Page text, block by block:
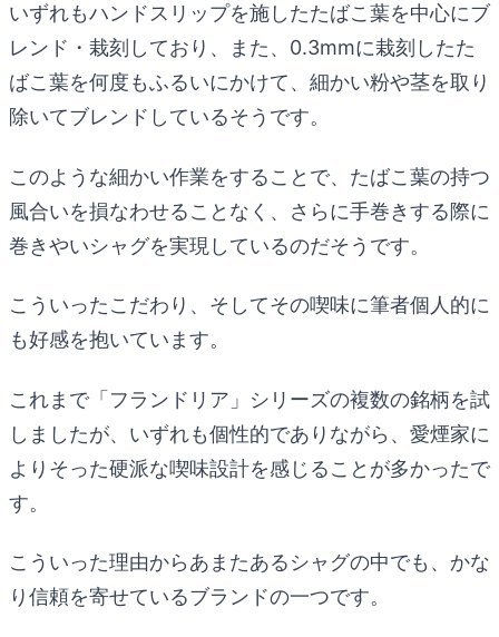
いずれもハンドスリップを施したたばこ葉を中心にブ
レンド・栽刻しており、また、0.3mmに栽刻したた
ばこ葉を何度もふるいにかけて、細かい粉や茎を取り
除いてブレンドしているそうです。
このような細かい作業をすることで、たばこ葉の持つ
風合いを損なわせることなく、さらに手巻きする際に
巻きやいシャグを実現しているのだそうです。
こういったこだわり、そしてその喫味に筆者個人的に
も好感を抱いています。
これまで「フランドリア」シリーズの複数の銘柄を試
しましたが、いずれも個性的でありながら、愛煙家に
よりそった硬派な喫味設計を感じることが多かったで
す。
こういった理由からあまたあるシャグの中でも、かな
り信頼を寄せているブランドの一つです。